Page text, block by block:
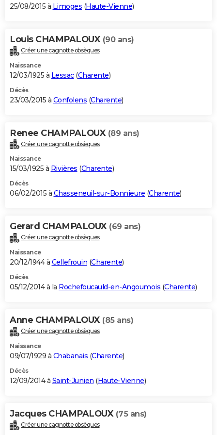
25/08/2015 à Limoges (Haute-Vienne)
Louis CHAMPALOUX (90 ans)
Créer une cagnotte obsèques
Naissance
12/03/1925 à Lessac(Charente)
Décès
23/03/2015 à Confolens (Charente)
Renee CHAMPALOUX (89 ans)
Créer une cagnotte obsèques
Naissance
15/03/1925 à Rivières (Charente)
Décès
06/02/2015 à Chasseneuil-sur-Bonnieure (Charente)
Gerard CHAMPALOUX (69 ans)
Créer une cagnotte obsèques
Naissance
20/12/1944 à Cellefrouin (Charente)
Décès
05/12/2014 à la Rochefoucauld-en-Angoumois (Charente)
Anne CHAMPALOUX (85 ans)
Créer une cagnotte obsèques
Naissance
09/07/1929 à Chabanais (Charente)
Décès
12/09/2014 à Saint-Junien (Haute-Vienne)
Jacques CHAMPALOUX (75 ans)
Créer une cagnotte obsèques